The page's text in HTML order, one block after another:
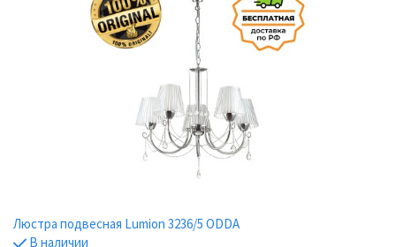
Люстра подвесная Lumion 3236/5 ODDA
В наличии